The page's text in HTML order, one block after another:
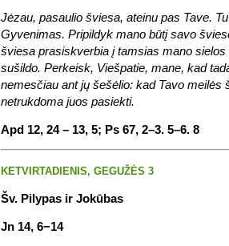
Jėzau, pasaulio šviesa, ateinu pas Tave.
Gyvenimas. Pripildyk mano būtį savo
šviesa prasiskverbia į tamsias mano
sušildo. Perkeisk, Viešpatie, mane, kad
nemesčiau ant jų šešėlio: kad Tavo meilės
netrukdoma juos pasiekti.
Apd 12, 24 – 13, 5; Ps 67, 2–3. 5–6. 8
KETVIRTADIENIS, GEGUŽĖS 3
Šv. Pilypas ir Jokūbas
Jn 14, 6−14